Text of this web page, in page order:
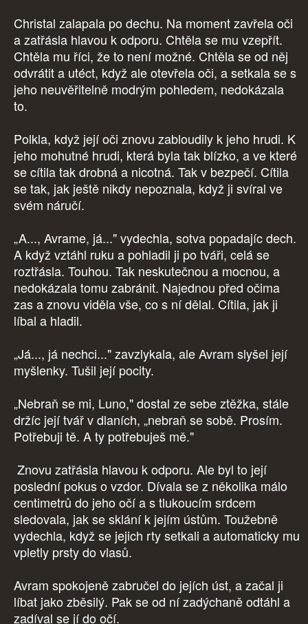
Christal zalapala po dechu. Na moment zavřela oči
a zatřásla hlavou k odporu. Chtěla se mu vzepřít.
Chtěla mu říci, že to není možné. Chtěla se od něj
odvrátit a utéct, když ale otevřela oči, a setkala se s
jeho neuvěřitelně modrým pohledem, nedokázala
to.
Polkla, když její oči znovu zabloudily k jeho hrudi. K
jeho mohutné hrudi, která byla tak blízko, a ve které
se cítila tak drobná a nicotná. Tak v bezpečí. Cítila
se tak, jak ještě nikdy nepoznala, když ji svíral ve
svém náručí.
„A..., Avrame, já..." vydechla, sotva popadajíc dech.
A když vztáhl ruku a pohladil ji po tváři, celá se
roztřásla. Touhou. Tak neskutečnou a mocnou, a
nedokázala tomu zabránit. Najednou před očima
zas a znovu viděla vše, co s ní dělal. Cítila, jak ji
líbal a hladil.
„Já..., já nechci..." zavzlykala, ale Avram slyšel její
myšlenky. Tušil její pocity.
„Nebraň se mi, Luno," dostal ze sebe ztěžka, stále
držíc její tvář v dlaních, „nebraň se sobě. Prosím.
Potřebuji tě. A ty potřebuješ mě."
Znovu zatřásla hlavou k odporu. Ale byl to její
poslední pokus o vzdor. Dívala se z několika málo
centimetrů do jeho očí a s tlukoucím srdcem
sledovala, jak se sklání k jejím ústům. Toužebně
vydechla, když se jejich rty setkali a automaticky mu
vpletly prsty do vlasů.
Avram spokojeně zabručel do jejích úst, a začal ji
líbat jako zběsilý. Pak se od ní zadýchaně odtáhl a
zadíval se jí do očí.